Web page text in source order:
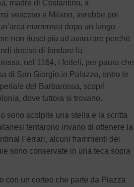
madre di Costantino, a
vescovo a Milano, avrebbe poi
marmorea dopo un lungo
non riuscì più ad avanzare perché
deciso di fondare la
nel 1164, i fedeli, per paura che
di San Giorgio in Palazzo, entro le
del Barbarossa, scoprì
dove tuttora si trovano.
sono scolpite una stella e la scritta
tentarono invano di ottenere la
Ferrari, alcuni frammenti dei
sono conservate in una teca sopra
con un corteo che parte da Piazza